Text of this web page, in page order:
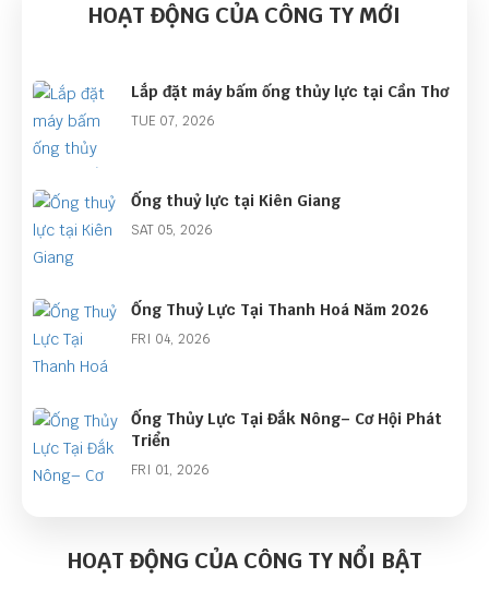
HOẠT ĐỘNG CỦA CÔNG TY MỚI
Lắp đặt máy bấm ống thủy lực tại Cần Thơ
TUE 07, 2026
Ống thuỷ lực tại Kiên Giang
SAT 05, 2026
Ống Thuỷ Lực Tại Thanh Hoá Năm 2026
FRI 04, 2026
Ống Thủy Lực Tại Đắk Nông– Cơ Hội Phát
Triển
FRI 01, 2026
Cơ Hội Lớn Từ Làn Sóng Đầu Tư Công
THU 01, 2026
HOẠT ĐỘNG CỦA CÔNG TY NỔI BẬT